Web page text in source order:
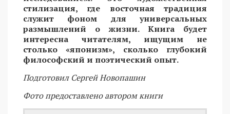
стилизация, где восточная традиция
служит фоном для универсальных
размышлений о жизни. Книга будет
интересна читателям, ищущим не
столько «японизм», сколько глубокий
философский и поэтический опыт.
Подготовил Сергей Новопашин
Фото предоставлено автором книги